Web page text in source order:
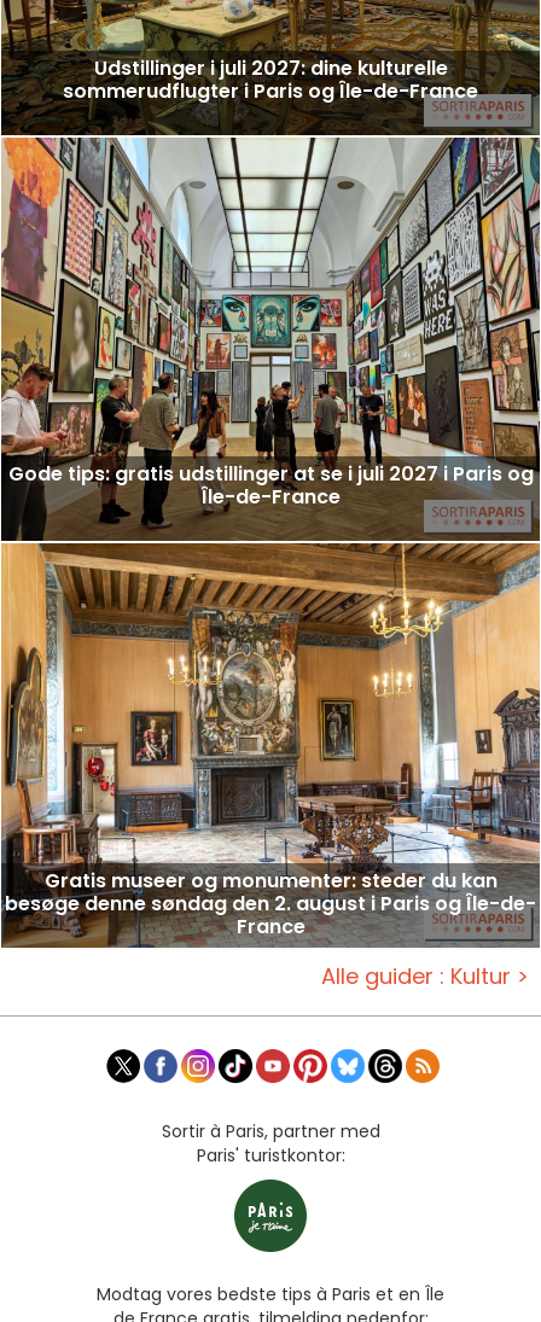
Udstillinger i juli 2027: dine kulturelle
sommerudflugter i Paris og Île-de-France
Gode tips: gratis udstillinger at se i juli 2027 i Paris og
Île-de-France
Gratis museer og monumenter: steder du kan
besøge denne søndag den 2. august i Paris og Île-de-
France
Alle guider : Kultur >
Sortir à Paris, partner med
Paris' turistkontor:
Modtag vores bedste tips à Paris et en Île